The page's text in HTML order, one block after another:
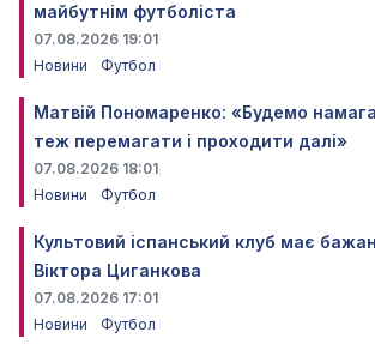
майбутнім футболіста
07.08.2026 19:01
Новини
Футбол
Матвій Пономаренко: «Будемо
теж перемагати і проходити далі»
07.08.2026 18:01
Новини
Футбол
Культовий іспанський клуб має
Віктора Циганкова
07.08.2026 17:01
Новини
Футбол